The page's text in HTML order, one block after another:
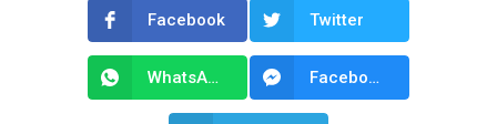
Facebook Twitter
WhatsApp Facebook Messenger